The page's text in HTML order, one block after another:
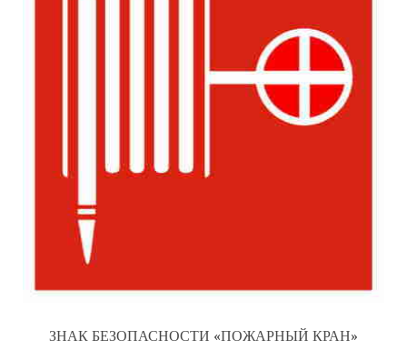
ЗНАК БЕЗОПАСНОСТИ «ПОЖАРНЫЙ КРАН»